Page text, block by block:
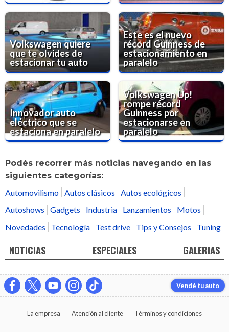
Volkswagen quiere
que te olvides de
estacionar tu auto
Este es el nuevo
récord Guinness de
estacionamiento en
paralelo
Innovador auto
eléctrico que se
estaciona en paralelo
Volkswagen Up!
rompe récord
Guinness por
estacionarse en
paralelo
Podés recorrer más noticias navegando en las
siguientes categorías:
Automovilismo Autos clásicos
Autos ecológicos
Autoshows
Gadgets Industria Lanzamientos
Motos
Novedades
Tecnología Test drive Tips y Consejos Tuning
NOTICIAS ESPECIALES GALERIAS
Vendé tu auto
La empresa Atención al cliente Términos y condiciones